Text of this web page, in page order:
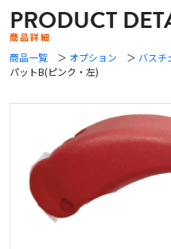
PRODUCT
商品詳細
商品一覧 ＞ オプション ＞ バスチ
パットB(ピンク・左)